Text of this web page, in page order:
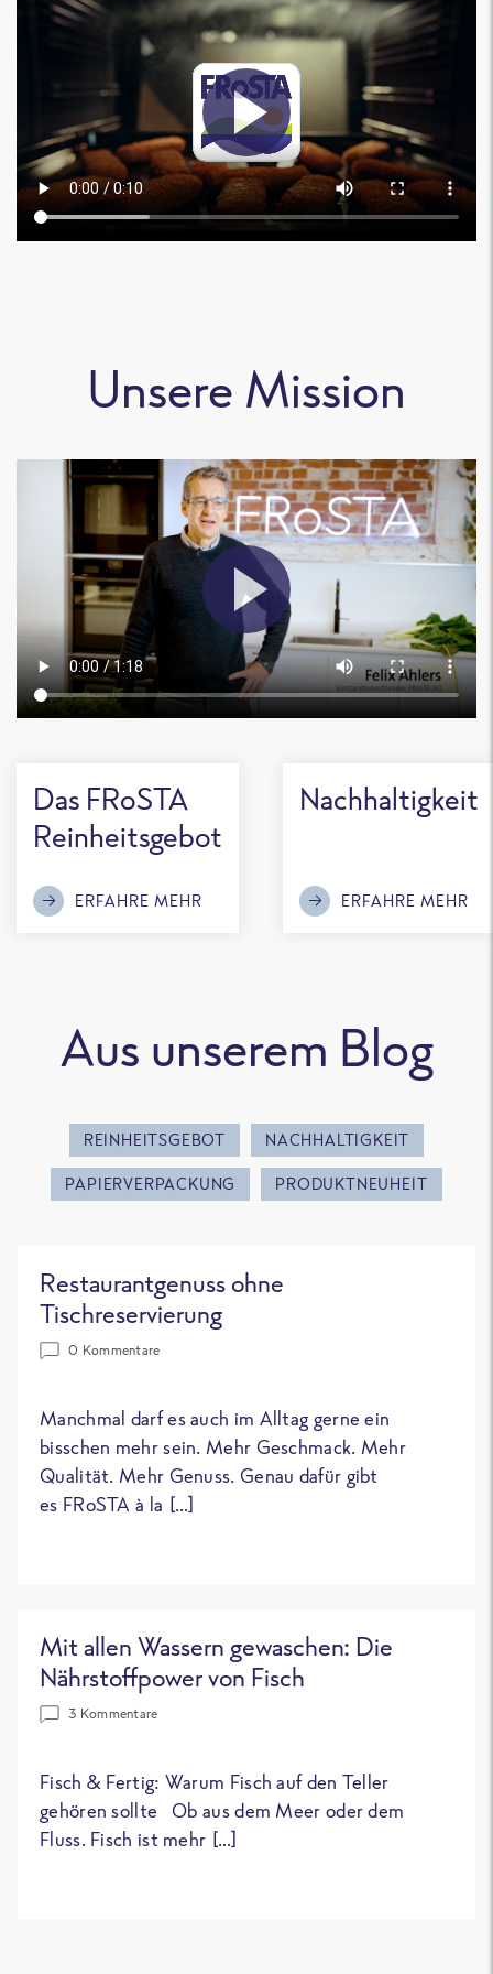
Unsere Mission
Das FRoSTA
Reinheitsgebot
ERFAHRE MEHR
Nachhaltigkeit
ERFAHRE MEHR
Aus unserem Blog
REINHEITSGEBOT NACHHALTIGKEIT
PAPIERVERPACKUNG PRODUKTNEUHEIT
Restaurantgenuss ohne
Tischreservierung
0 Kommentare
Manchmal darf es auch im Alltag gerne ein
bisschen mehr sein. Mehr Geschmack. Mehr
Qualität. Mehr Genuss. Genau dafür gibt
es FRoSTA à la […]
Mit allen Wassern gewaschen: Die
Nährstoffpower von Fisch
3 Kommentare
Fisch & Fertig: Warum Fisch auf den Teller
gehören sollte Ob aus dem Meer oder dem
Fluss. Fisch ist mehr […]